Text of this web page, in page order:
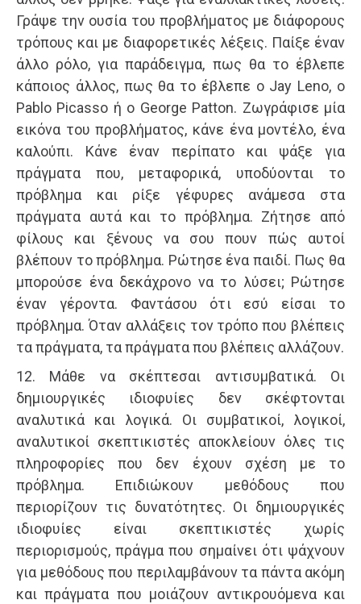
Γράψε την ουσία του προβλήματος με διάφορους
τρόπους και με διαφορετικές λέξεις. Παίξε έναν
άλλο ρόλο, για παράδειγμα, πως θα το έβλεπε
κάποιος άλλος, πως θα το έβλεπε ο Jay Leno, ο
Pablo Picasso ή ο George Patton. Ζωγράφισε μία
εικόνα του προβλήματος, κάνε ένα μοντέλο, ένα
καλούπι. Κάνε έναν περίπατο και ψάξε για
πράγματα που, μεταφορικά, υποδύονται το
πρόβλημα και ρίξε γέφυρες ανάμεσα στα
πράγματα αυτά και το πρόβλημα. Ζήτησε από
φίλους και ξένους να σου πουν πώς αυτοί
βλέπουν το πρόβλημα. Ρώτησε ένα παιδί. Πως θα
μπορούσε ένα δεκάχρονο να το λύσει; Ρώτησε
έναν γέροντα. Φαντάσου ότι εσύ είσαι το
πρόβλημα. Όταν αλλάξεις τον τρόπο που βλέπεις
τα πράγματα, τα πράγματα που βλέπεις αλλάζουν.
12. Μάθε να σκέπτεσαι αντισυμβατικά. Οι
δημιουργικές ιδιοφυίες δεν σκέφτονται
αναλυτικά και λογικά. Οι συμβατικοί, λογικοί,
αναλυτικοί σκεπτικιστές αποκλείουν όλες τις
πληροφορίες που δεν έχουν σχέση με το
πρόβλημα. Επιδιώκουν μεθόδους που
περιορίζουν τις δυνατότητες. Οι δημιουργικές
ιδιοφυίες είναι σκεπτικιστές χωρίς
περιορισμούς, πράγμα που σημαίνει ότι ψάχνουν
για μεθόδους που περιλαμβάνουν τα πάντα ακόμη
και πράγματα που μοιάζουν αντικρουόμενα και